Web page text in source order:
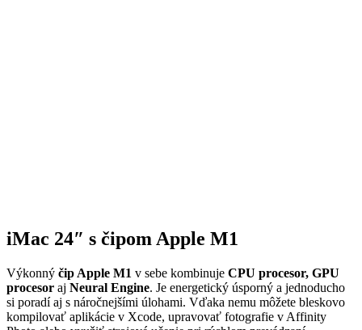
iMac 24″ s čipom Apple M1
Výkonný čip Apple M1 v sebe kombinuje CPU procesor, GPU
procesor aj Neural Engine. Je energetický úsporný a jednoducho
si poradí aj s náročnejšími úlohami. Vďaka nemu môžete bleskovo
kompilovať aplikácie v Xcode, upravovať fotografie v Affinity